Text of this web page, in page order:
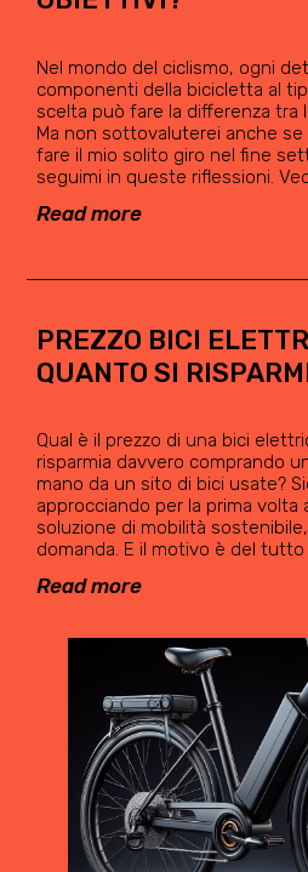
Nel mondo del ciclismo, ogni
componenti della bicicletta al
scelta può fare la differenza tra
Ma non sottovaluterei anche
fare il mio solito giro nel fine
seguimi in queste riflessioni.
Read more
PREZZO BICI
QUANTO SI
Qual è il prezzo di una bici
risparmia davvero comprando
mano da un sito di bici usate?
approcciando per la prima volta
soluzione di mobilità
domanda. E il motivo è del
Read more